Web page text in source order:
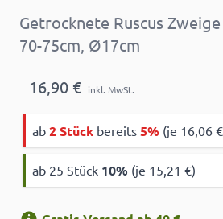
Getrocknete Ruscus
70-75cm, Ø17cm
16,90 € inkl. MwSt.
ab 2 Stück bereits 5% (je 16,06
ab 25 Stück 10% (je 15,21 €)